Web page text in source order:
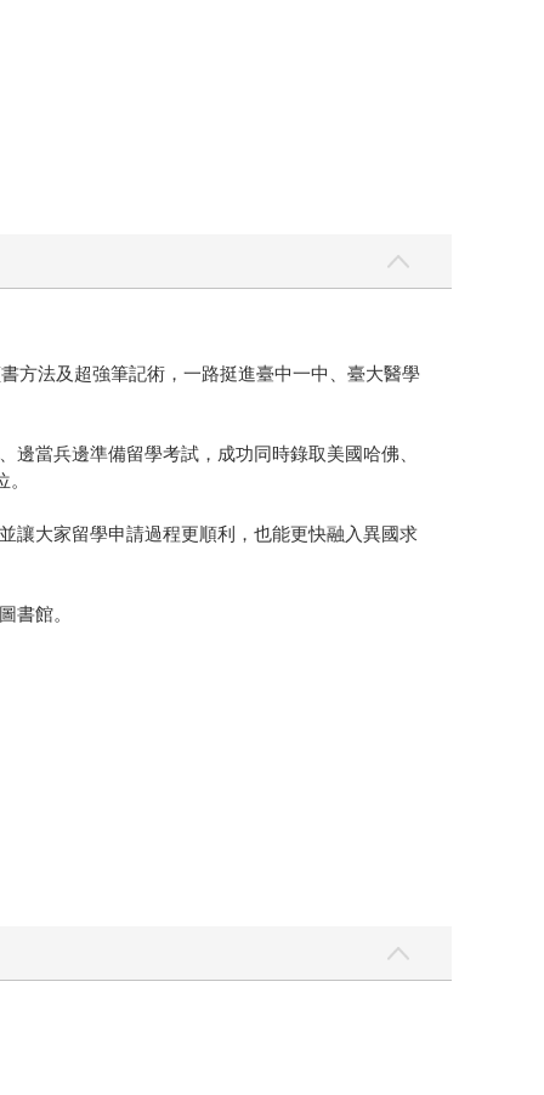
方法及超強筆記術，一路挺進臺中一中、臺大醫學
當兵邊準備留學考試，成功同時錄取美國哈佛、
讓大家留學申請過程更順利，也能更快融入異國求
書館。